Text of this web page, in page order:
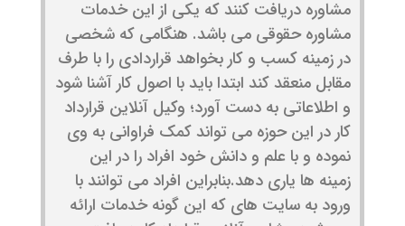
مشاوره دریافت کنند که یکی از این خدمات
مشاوره حقوقی می باشد. هنگامی که شخصی
در زمینه کسب و کار بخواهد قراردادی را با طرف
مقابل منعقد کند ابتدا باید با اصول کار آشنا شود
و اطلاعاتی به دست آورد؛ وکیل آنلاین قرارداد
کار در این حوزه می تواند کمک فراوانی به وی
نموده و با علم و دانش خود افراد را در این
زمینه ها یاری دهد.بنابراین افراد می توانند با
ورود به سایت های که این گونه خدمات ارائه